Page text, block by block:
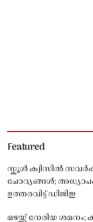
Featured
സ്കൂൾ ക്വിസിൽ
ചോദ്യങ്ങൾ;
ഉത്തരവിട്ട് ഡിജിഇ
മഴയ്ക്ക് നേരിയ